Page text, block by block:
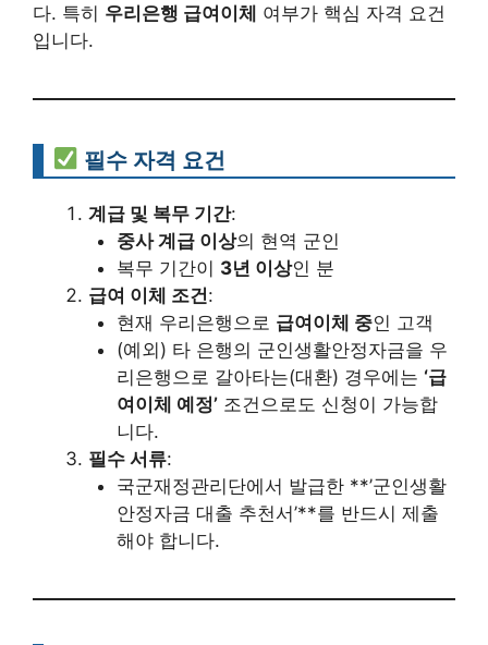
다. 특히 우리은행 급여이체 여부가 핵심 자격 요건
입니다.
필수 자격 요건
계급 및 복무 기간:
중사 계급 이상의 현역 군인
복무 기간이 3년 이상인 분
급여 이체 조건:
현재 우리은행으로 급여이체 중인 고객
(예외) 타 은행의 군인생활안정자금을 우
리은행으로 갈아타는(대환) 경우에는 ‘급
여이체 예정’조건으로도 신청이 가능합
니다.
필수 서류:
국군재정관리단에서 발급한 **’군인생활
안정자금 대출 추천서’**를 반드시 제출
해야 합니다.